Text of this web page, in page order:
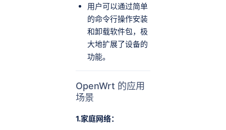
用户可以通过简单
的命令行操作安装
和卸载软件包，极
大地扩展了设备的
功能。
OpenWrt 的应用
场景
1.家庭网络：